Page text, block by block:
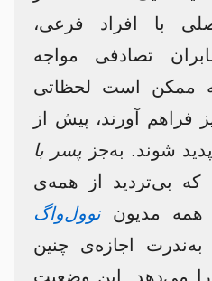
با افراد فرعی،
تصادفی مواجه
ممکن است لحظاتی
فراهم آورند، پیش از
شوند. به‌جزپسر با
که بی‌تردید از همه‌ی
همه مدیوننوول‌واگ
به‌ندرت اجازه‌ی چنین
را می‌دهد. این وضعیت